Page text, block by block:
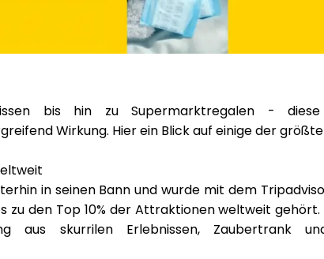
bis hin zu Supermarktregalen - diese
Wirkung. Hier ein Blick auf einige der
in seinen Bann und wurde mit dem
zu den Top 10% der Attraktionen weltweit gehört.
aus skurrilen Erlebnissen, Zaubertrank